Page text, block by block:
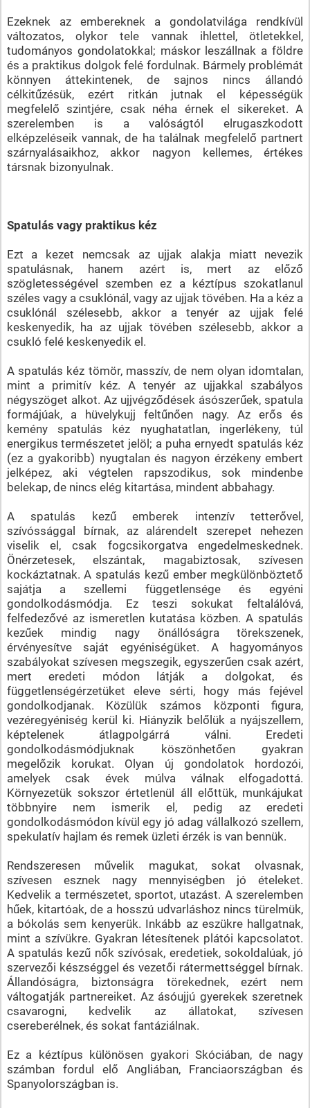
Ezeknek az embereknek a gondolatvilága rendkívül
változatos, olykor tele vannak ihlettel, ötletekkel,
tudományos gondolatokkal; máskor leszállnak a földre
és a praktikus dolgok felé fordulnak. Bármely problémát
könnyen áttekintenek, de sajnos nincs állandó
célkitűzésük, ezért ritkán jutnak el képességük
megfelelő szintjére, csak néha érnek el sikereket. A
szerelemben is a valóságtól elrugaszkodott
elképzeléseik vannak, de ha találnak megfelelő partnert
szárnyalásaikhoz, akkor nagyon kellemes, értékes
társnak bizonyulnak.
Spatulás vagy praktikus kéz
Ezt a kezet nemcsak az ujjak alakja miatt nevezik
spatulásnak, hanem azért is, mert az előző
szögletességével szemben ez a kéztípus szokatlanul
széles vagy a csuklónál, vagy az ujjak tövében. Ha a kéz a
csuklónál szélesebb, akkor a tenyér az ujjak felé
keskenyedik, ha az ujjak tövében szélesebb, akkor a
csukló felé keskenyedik el.
A spatulás kéz tömör, masszív, de nem olyan idomtalan,
mint a primitív kéz. A tenyér az ujjakkal szabályos
négyszöget alkot. Az ujjvégződések ásószerűek, spatula
formájúak, a hüvelykujj feltűnően nagy. Az erős és
kemény spatulás kéz nyughatatlan, ingerlékeny, túl
energikus természetet jelöl; a puha ernyedt spatulás kéz
(ez a gyakoribb) nyugtalan és nagyon érzékeny embert
jelképez, aki végtelen rapszodikus, sok mindenbe
belekap, de nincs elég kitartása, mindent abbahagy.
A spatulás kezű emberek intenzív tetterővel,
szívóssággal bírnak, az alárendelt szerepet nehezen
viselik el, csak fogcsikorgatva engedelmeskednek.
Önérzetesek, elszántak, magabiztosak, szívesen
kockáztatnak. A spatulás kezű ember megkülönböztető
sajátja a szellemi függetlensége és egyéni
gondolkodásmódja. Ez teszi sokukat feltalálóvá,
felfedezővé az ismeretlen kutatása közben. A spatulás
kezűek mindig nagy önállóságra törekszenek,
érvényesítve saját egyéniségüket. A hagyományos
szabályokat szívesen megszegik, egyszerűen csak azért,
mert eredeti módon látják a dolgokat, és
függetlenségérzetüket eleve sérti, hogy más fejével
gondolkodjanak. Közülük számos központi figura,
vezéregyéniség kerül ki. Hiányzik belőlük a nyájszellem,
képtelenek átlagpolgárrá válni. Eredeti
gondolkodásmódjuknak köszönhetően gyakran
megelőzik korukat. Olyan új gondolatok hordozói,
amelyek csak évek múlva válnak elfogadottá.
Környezetük sokszor értetlenül áll előttük, munkájukat
többnyire nem ismerik el, pedig az eredeti
gondolkodásmódon kívül egy jó adag vállalkozó szellem,
spekulatív hajlam és remek üzleti érzék is van bennük.
Rendszeresen művelik magukat, sokat olvasnak,
szívesen esznek nagy mennyiségben jó ételeket.
Kedvelik a természetet, sportot, utazást. A szerelemben
hűek, kitartóak, de a hosszú udvarláshoz nincs türelmük,
a bókolás sem kenyerük. Inkább az eszükre hallgatnak,
mint a szívükre. Gyakran létesítenek plátói kapcsolatot.
A spatulás kezű nők szívósak, eredetiek, sokoldalúak, jó
szervezői készséggel és vezetői rátermettséggel bírnak.
Állandóságra, biztonságra törekednek, ezért nem
váltogatják partnereiket. Az ásóujjú gyerekek szeretnek
csavarogni, kedvelik az állatokat, szívesen
csereberélnek, és sokat fantáziálnak.
Ez a kéztípus különösen gyakori Skóciában, de nagy
számban fordul elő Angliában, Franciaországban és
Spanyolországban is.